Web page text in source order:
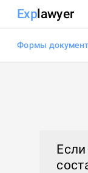
Explawyer
Формы